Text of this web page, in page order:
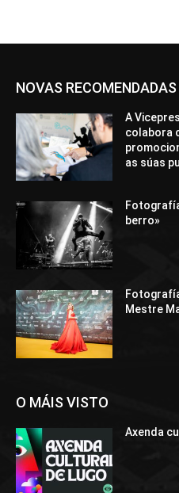
NOVAS RECOMENDADAS
A
colabora
as súas
berro»
Mestre
O MÁIS VISTO
Axenda